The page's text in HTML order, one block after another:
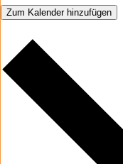
Zum Kalender hinzufügen